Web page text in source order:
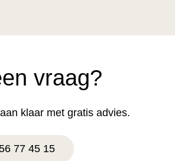
vraag?
klaar met gratis advies.
77 45 15